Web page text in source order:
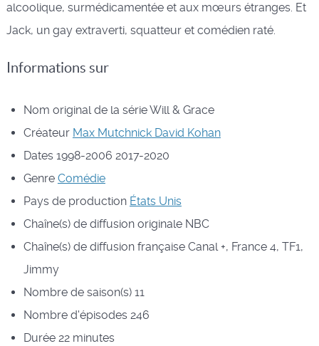
alcoolique, surmédicamentée et aux mœurs étranges. Et
Jack, un gay extraverti, squatteur et comédien raté.
Informations sur
Nom original de la sérieWill & Grace
Créateur Max MutchnickDavid Kohan
Dates 1998-2006 2017-2020
Genre Comédie
Pays de production États Unis
Chaîne(s) de diffusion originale NBC
Chaîne(s) de diffusion française Canal +, France 4, TF1,
Jimmy
Nombre de saison(s) 11
Nombre d'épisodes 246
Durée 22 minutes